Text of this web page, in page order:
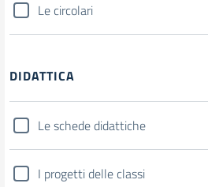
Le circolari
DIDATTICA
Le schede didattiche
I progetti delle classi